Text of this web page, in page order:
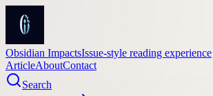
Obsidian ImpactsIssue-style reading experience
ArticleAboutContact
Search